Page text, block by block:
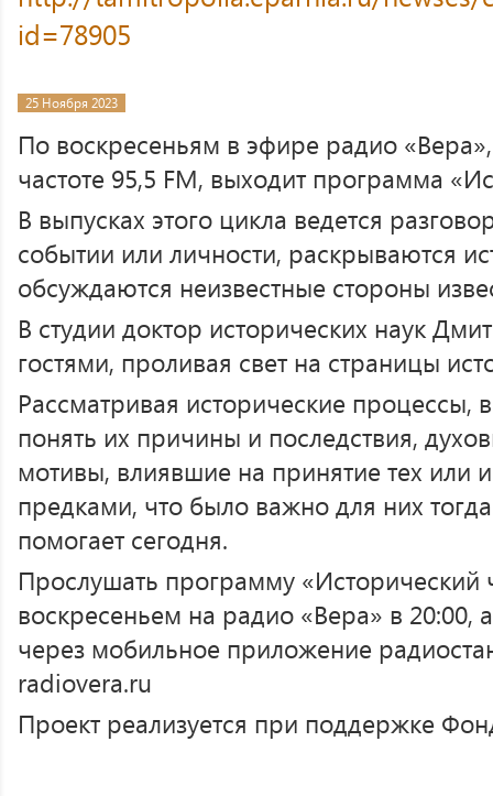
id=78905
25 Ноября 2023
По воскресеньям в эфире радио
частоте 95,5 FM, выходит программа
В выпусках этого цикла ведется
событии или личности, раскрываются
обсуждаются неизвестные стороны
В студии доктор исторических наук
гостями, проливая свет на страницы
Рассматривая исторические процессы,
понять их причины и последствия,
мотивы, влиявшие на принятие тех
предками, что было важно для них
помогает сегодня.
Прослушать программу
воскресеньем на радио «Вера» в 20:00,
через мобильное приложение
radiovera.ru
Проект реализуется при поддержке